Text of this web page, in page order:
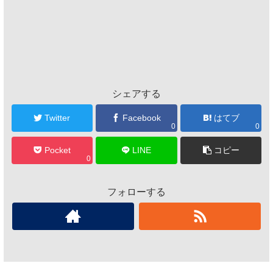
シェアする
Twitter Facebook
0
はてブ
0
Pocket
0
LINE コピー
フォローする